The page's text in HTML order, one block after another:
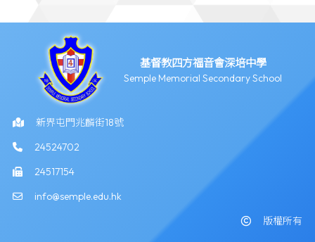
基督教四方福音會深培中學
Semple Memorial Secondary School
新界屯門兆麟街18號
24524702
24517154
info@semple.edu.hk
版權所有